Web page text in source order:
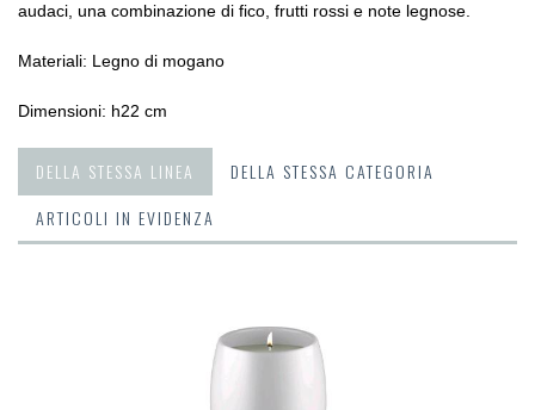
audaci, una combinazione di fico, frutti rossi e note legnose.
Materiali: Legno di mogano
Dimensioni: h22 cm
DELLA STESSA LINEA
DELLA STESSA CATEGORIA
ARTICOLI IN EVIDENZA